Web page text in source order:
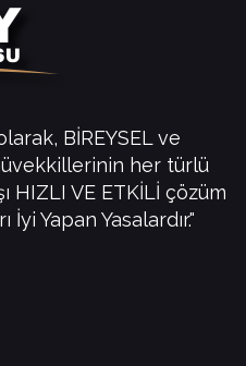
BİREYSEL ve
her türlü
HIZLI VE ETKİLİ çözüm
İyi Yapan Yasalardır."